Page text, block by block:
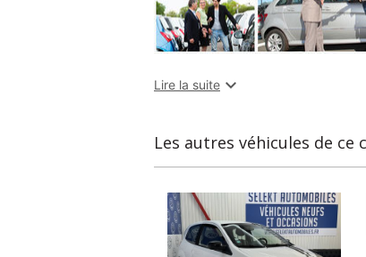
Lire la suite 
Les autres véhicules de ce